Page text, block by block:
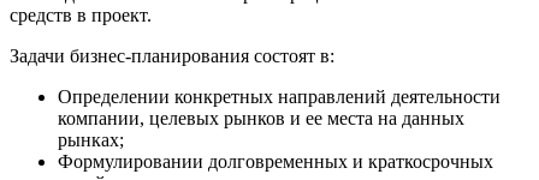
средств в проект.
Задачи бизнес-планирования состоят в:
Определении конкретных направлений деятельности
компании, целевых рынков и ее места на данных
рынках;
Формулировании долговременных и краткосрочных